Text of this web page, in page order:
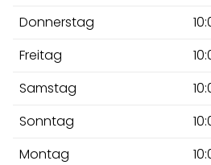
Donnerstag
Freitag
Samstag
Sonntag
Montag